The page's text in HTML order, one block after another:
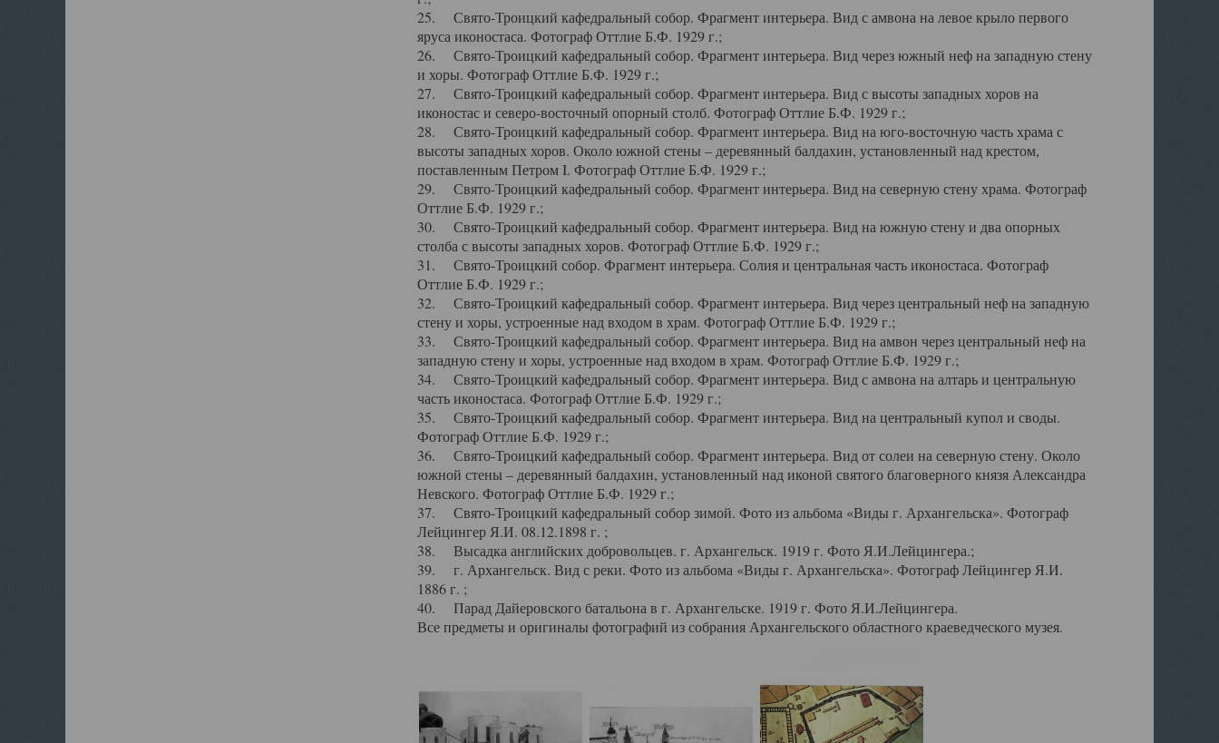
25. Свято-Троицкий кафедральный собор. Фрагмент интерьера. Вид с амвона на левое крыло первого
яруса иконостаса. Фотограф Оттлие Б.Ф. 1929 г.;
26. Свято-Троицкий кафедральный собор. Фрагмент интерьера. Вид через южный неф на западную стену
и хоры. Фотограф Оттлие Б.Ф. 1929 г.;
27. Свято-Троицкий кафедральный собор. Фрагмент интерьера. Вид с высоты западных хоров на
иконостас и северо-восточный опорный столб. Фотограф Оттлие Б.Ф. 1929 г.;
28. Свято-Троицкий кафедральный собор. Фрагмент интерьера. Вид на юго-восточную часть храма с
высоты западных хоров. Около южной стены – деревянный балдахин, установленный над крестом,
поставленным Петром I. Фотограф Оттлие Б.Ф. 1929 г.;
29. Свято-Троицкий кафедральный собор. Фрагмент интерьера. Вид на северную стену храма. Фотограф
Оттлие Б.Ф. 1929 г.;
30. Свято-Троицкий кафедральный собор. Фрагмент интерьера. Вид на южную стену и два опорных
столба с высоты западных хоров. Фотограф Оттлие Б.Ф. 1929 г.;
31. Свято-Троицкий собор. Фрагмент интерьера. Солия и центральная часть иконостаса. Фотограф
Оттлие Б.Ф. 1929 г.;
32. Свято-Троицкий кафедральный собор. Фрагмент интерьера. Вид через центральный неф на западную
стену и хоры, устроенные над входом в храм. Фотограф Оттлие Б.Ф. 1929 г.;
33. Свято-Троицкий кафедральный собор. Фрагмент интерьера. Вид на амвон через центральный неф на
западную стену и хоры, устроенные над входом в храм. Фотограф Оттлие Б.Ф. 1929 г.;
34. Свято-Троицкий кафедральный собор. Фрагмент интерьера. Вид с амвона на алтарь и центральную
часть иконостаса. Фотограф Оттлие Б.Ф. 1929 г.;
35. Свято-Троицкий кафедральный собор. Фрагмент интерьера. Вид на центральный купол и своды.
Фотограф Оттлие Б.Ф. 1929 г.;
36. Свято-Троицкий кафедральный собор. Фрагмент интерьера. Вид от солеи на северную стену. Около
южной стены – деревянный балдахин, установленный над иконой святого благоверного князя Александра
Невского. Фотограф Оттлие Б.Ф. 1929 г.;
37. Свято-Троицкий кафедральный собор зимой. Фото из альбома «Виды г. Архангельска». Фотограф
Лейцингер Я.И. 08.12.1898 г. ;
38. Высадка английских добровольцев. г. Архангельск. 1919 г. Фото Я.И.Лейцингера.;
39. г. Архангельск. Вид с реки. Фото из альбома «Виды г. Архангельска». Фотограф Лейцингер Я.И.
1886 г. ;
40. Парад Дайеровского батальона в г. Архангельске. 1919 г. Фото Я.И.Лейцингера.
Все предметы и оригиналы фотографий из собрания Архангельского областного краеведческого музея.